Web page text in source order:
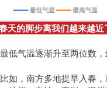
天的脚步离我们越来越近
低气温逐渐升至两位数，
如，南方多地提早入春